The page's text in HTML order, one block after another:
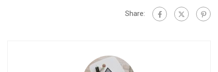
Share: